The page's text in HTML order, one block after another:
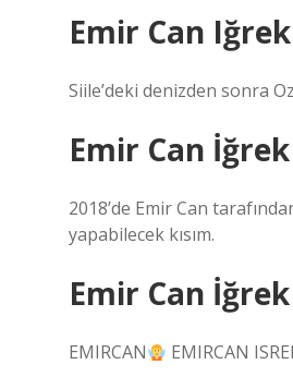
Emir Can
Siile’deki denizden sonra
Emir Can
2018’de Emir Can
yapabilecek kısım.
Emir Can
EMIRCAN EMIRCAN